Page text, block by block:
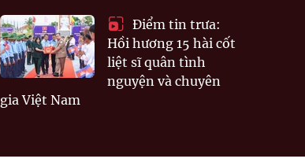
Điểm tin trưa:
Hồi hương 15 hài cốt
liệt sĩ quân tình
nguyện và chuyên
gia Việt Nam